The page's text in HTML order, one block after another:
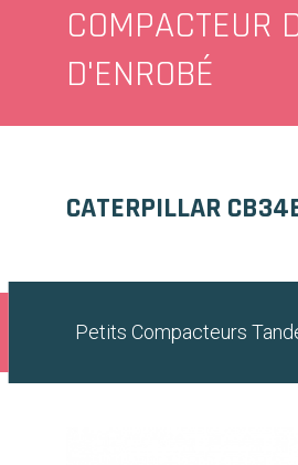
COMPACTEUR
D'ENROBÉ
CATERPILLAR
Petits Compacteurs T